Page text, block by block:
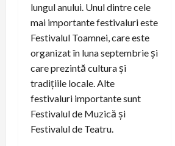
lungul anului. Unul dintre cele
mai importante festivaluri este
Festivalul Toamnei, care este
organizat în luna septembrie și
care prezintă cultura și
tradițiile locale. Alte
festivaluri importante sunt
Festivalul de Muzică și
Festivalul de Teatru.